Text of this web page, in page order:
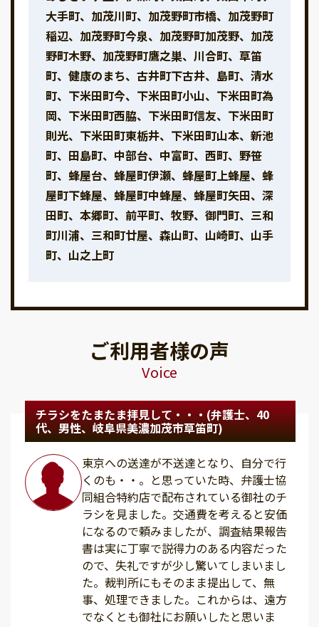
大手町、加茂川町、加茂野町市橋、加茂野町
稲辺、加茂野町今泉、加茂野町加茂野、加茂
野町木野、加茂野町鷹之巣、川合町、草笛
町、健康のまち、古井町下古井、島町、清水
町、下米田町今、下米田町小山、下米田町為
岡、下米田町西脇、下米田町信友、下米田町
則光、下米田町東栃井、下米田町山本、新池
町、田島町、中部台、中富町、西町、野笹
町、蜂屋台、蜂屋町伊瀬、蜂屋町上蜂屋、蜂
屋町下蜂屋、蜂屋町中蜂屋、蜂屋町矢田、深
田町、本郷町、前平町、牧野、御門町、三和
町川浦、三和町廿屋、森山町、山崎町、山手
町、山之上町
ご利用者様の声
Voice
チラシをたまたま拝見して・・・(弁護士、40
代、男性、岐阜県美濃加茂市草笛町)
東京への送達が不送達となり、自分で行
くのも・・。と思っていた時、弁護士協
同組合特約店で配布されている御社のチ
ラシを見ました。交通費を考えると安価
になるので頼みましたが、調査結果報告
書は実に丁寧で説得力のある内容だった
ので、失礼ですが少し驚いてしまいまし
た。裁判所にもそのまま提出して、無
事、処理できました。これからは、遠方
でなくとも御社にお願いしたと思いま